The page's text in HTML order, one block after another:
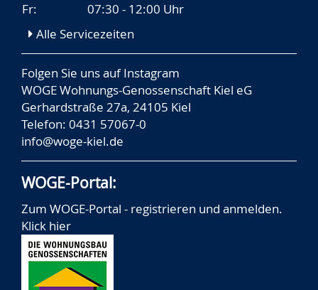
Fr:
07:30 - 12:00 Uhr
Alle Servicezeiten
Folgen Sie uns aufInstagram
WOGE Wohnungs-Genossenschaft Kiel eG
Gerhardstraße 27a, 24105 Kiel
Telefon: 0431 57067-0
info@woge-kiel.de
WOGE-Portal:
Zum WOGE-Portal - registrieren und anmelden.
Klick hier